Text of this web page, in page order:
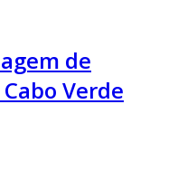
de
Verde